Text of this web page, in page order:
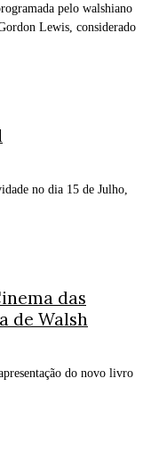
pelo walshiano
Lewis, considerado
no dia 15 de Julho,
das
de Walsh
do novo livro